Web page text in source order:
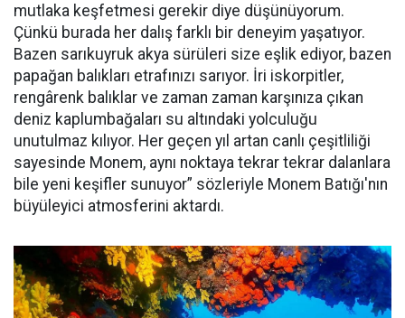
mutlaka keşfetmesi gerekir diye düşünüyorum.
Çünkü burada her dalış farklı bir deneyim yaşatıyor.
Bazen sarıkuyruk akya sürüleri size eşlik ediyor, bazen
papağan balıkları etrafınızı sarıyor. İri iskorpitler,
rengârenk balıklar ve zaman zaman karşınıza çıkan
deniz kaplumbağaları su altındaki yolculuğu
unutulmaz kılıyor. Her geçen yıl artan canlı çeşitliliği
sayesinde Monem, aynı noktaya tekrar tekrar dalanlara
bile yeni keşifler sunuyor” sözleriyle Monem Batığı'nın
büyüleyici atmosferini aktardı.